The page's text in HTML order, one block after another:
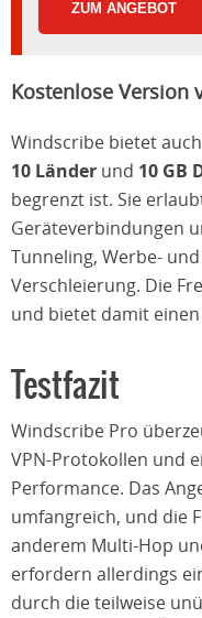
ZUM ANGEBOT
Kostenlose Version
Windscribe bietet
10 Länder und 10 GB
begrenzt ist. Sie
Geräteverbindungen
Tunneling, Werbe-
Verschleierung. Die
und bietet damit
Testfazit
Windscribe Pro
VPN-Protokollen und
Performance. Das
umfangreich, und die
anderem Multi-Hop
erfordern allerdings
durch die teilweise